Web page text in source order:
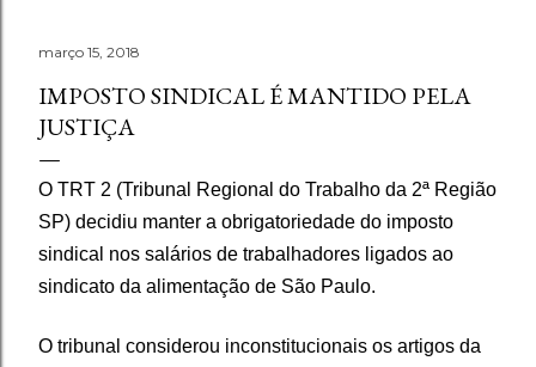
março 15, 2018
IMPOSTO SINDICAL É MANTIDO PELA
JUSTIÇA
O TRT 2 (Tribunal Regional do Trabalho da 2ª Região
SP) decidiu manter a obrigatoriedade do imposto
sindical nos salários de trabalhadores ligados ao
sindicato da alimentação de São Paulo.
O tribunal considerou inconstitucionais os artigos da